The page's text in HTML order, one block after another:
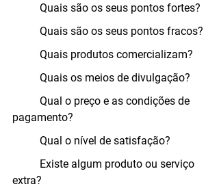
	Quais são os seus pontos fortes?
	Quais são os seus pontos fracos?
	Quais produtos comercializam?
	Quais os meios de divulgação?
pagamento?
	Qual o nível de satisfação?
extra?